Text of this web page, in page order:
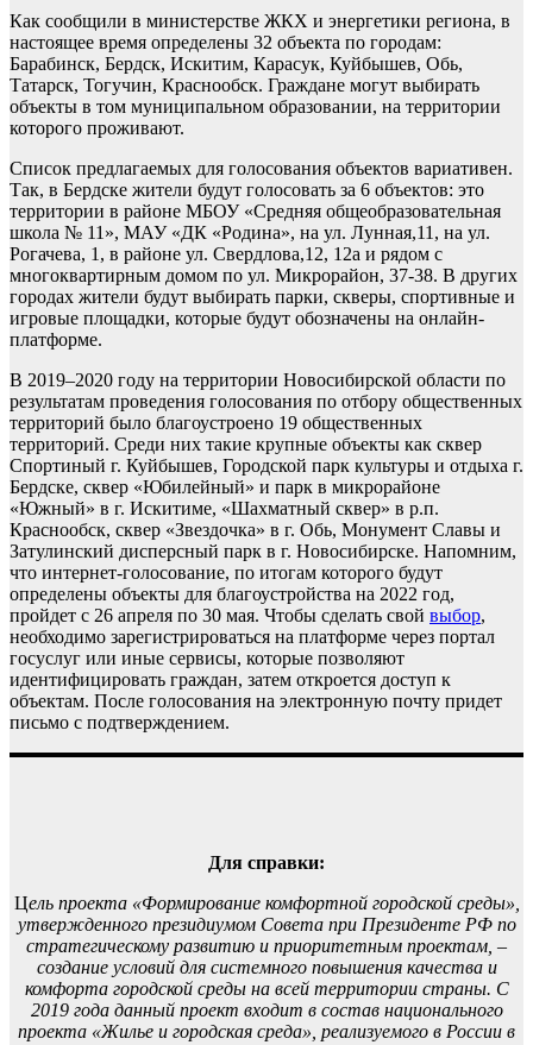
Как сообщили в министерстве ЖКХ и энергетики региона, в
настоящее время определены 32 объекта по городам:
Барабинск, Бердск, Искитим, Карасук, Куйбышев, Обь,
Татарск, Тогучин, Краснообск. Граждане могут выбирать
объекты в том муниципальном образовании, на территории
которого проживают.
Список предлагаемых для голосования объектов вариативен.
Так, в Бердске жители будут голосовать за 6 объектов: это
территории в районе МБОУ «Средняя общеобразовательная
школа № 11», МАУ «ДК «Родина», на ул. Лунная,11, на ул.
Рогачева, 1, в районе ул. Свердлова,12, 12а и рядом с
многоквартирным домом по ул. Микрорайон, 37-38. В других
городах жители будут выбирать парки, скверы, спортивные и
игровые площадки, которые будут обозначены на онлайн-
платформе.
В 2019–2020 году на территории Новосибирской области по
результатам проведения голосования по отбору общественных
территорий было благоустроено 19 общественных
территорий. Среди них такие крупные объекты как сквер
Спортиный г. Куйбышев, Городской парк культуры и отдыха г.
Бердске, сквер «Юбилейный» и парк в микрорайоне
«Южный» в г. Искитиме, «Шахматный сквер» в р.п.
Краснообск, сквер «Звездочка» в г. Обь, Монумент Славы и
Затулинский дисперсный парк в г. Новосибирске. Напомним,
что интернет-голосование, по итогам которого будут
определены объекты для благоустройства на 2022 год,
пройдет с 26 апреля по 30 мая. Чтобы сделать свой выбор,
необходимо зарегистрироваться на платформе через портал
госуслуг или иные сервисы, которые позволяют
идентифицировать граждан, затем откроется доступ к
объектам. После голосования на электронную почту придет
письмо с подтверждением.
Для справки:
Цель проекта «Формирование комфортной городской среды»,
утвержденного президиумом Совета при Президенте РФ по
стратегическому развитию и приоритетным проектам, –
создание условий для системного повышения качества и
комфорта городской среды на всей территории страны. С
2019 года данный проект входит в состав национального
проекта «Жилье и городская среда», реализуемого в России в